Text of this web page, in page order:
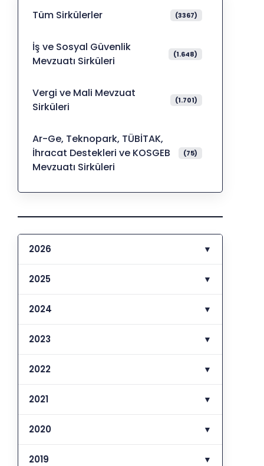
Tüm Sirkülerler (3367)
İş ve Sosyal Güvenlik
Mevzuatı Sirküleri
(1.648)
Vergi ve Mali Mevzuat
Sirküleri
(1.701)
Ar-Ge, Teknopark, TÜBİTAK,
İhracat Destekleri ve KOSGEB
Mevzuatı Sirküleri
(75)
2026 ▼
2025 ▼
2024 ▼
2023 ▼
2022 ▼
2021 ▼
2020 ▼
2019 ▼